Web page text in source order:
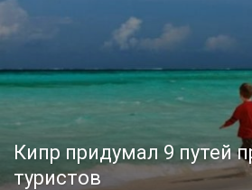
Кипр придумал 9 путей
туристов